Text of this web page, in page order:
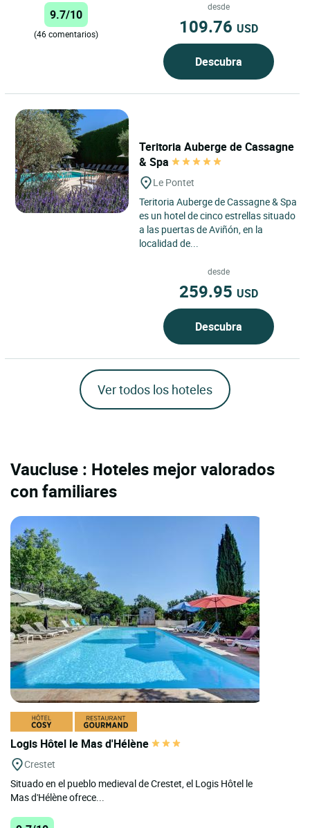
9.7/10
(46 comentarios)
desde
109.76 USD
Descubra
Teritoria Auberge de Cassagne
& Spa
Le Pontet
Teritoria Auberge de Cassagne & Spa
es un hotel de cinco estrellas situado
a las puertas de Aviñón, en la
localidad de...
desde
259.95 USD
Descubra
Ver todos los hoteles
Vaucluse : Hoteles mejor valorados
con familiares
Logis Hôtel le Mas d'Hélène
Crestet
Situado en el pueblo medieval de Crestet, el Logis Hôtel le
Mas d'Hélène ofrece...